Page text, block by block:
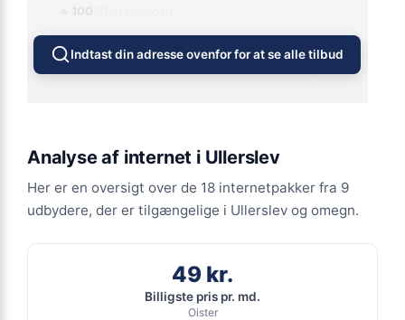
Pris 6 mdr. 1.524 kr.
Ingen binding
Gratis oprettelse
Se tilbud hos Ewii →
ANNONCE
Indtast din adresse ovenfor for at se alle tilbud
Analyse af internet i Ullerslev
Her er en oversigt over de 18 internetpakker fra 9
udbydere, der er tilgængelige i Ullerslev og omegn.
49 kr.
Billigste pris pr. md.
Oister